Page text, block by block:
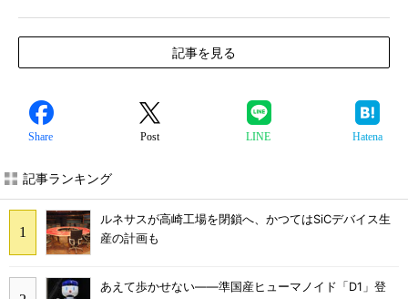
記事を見る
Share Post LINE Hatena
記事ランキング
ルネサスが高崎工場を閉鎖へ、かつてはSiCデバイス生
産の計画も
あえて歩かせない――準国産ヒューマノイド「D1」登